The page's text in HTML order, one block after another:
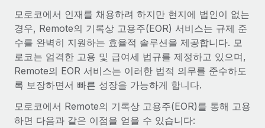
채용을 확장한 방법
비디오 콘텐츠를 활용한 마케팅이 계속해서 인기를 끌면서, 기업들
에게는 흥미롭고 전문적인 비디오 제작이 어느 때보다 중요해졌습
니다. 그러나 대부분의 회사들은 그렇게 높은 품질의...
자세히 알아보기
모로코에서 인재를 채용하려 하지만 현지에 법인이 없는
경우, Remote의 기록상 고용주(EOR) 서비스는 규제 준
수를 완벽히 지원하는 효율적 솔루션을 제공합니다. 모
로코는 엄격한 고용 및 급여세 법규를 제정하고 있으며,
Remote의 EOR 서비스는 이러한 법적 의무를 준수하도
록 보장하면서 빠른 성장을 가능하게 합니다.
모로코에서 Remote의 기록상 고용주(EOR)를 통해 고용
하면 다음과 같은 이점을 얻을 수 있습니다: